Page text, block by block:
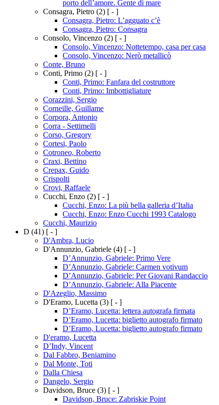
porto dell’amore. Gente di mare
Consagra, Pietro (2) [ - ]
Consagra, Pietro: L’agguato c’è
Consagra, Pietro: Consagra
Consolo, Vincenzo (2) [ - ]
Consolo, Vincenzo: Nottetempo, casa per casa
Consolo, Vincenzo: Nerò metallicò
Conte, Bruno
Conti, Primo (2) [ - ]
Conti, Primo: Fanfara del costruttore
Conti, Primo: Imbottigliature
Corazzini, Sergio
Corneille, Guillame
Corpora, Antonio
Corra - Settimelli
Corso, Gregory
Cortesi, Paolo
Cotroneo, Roberto
Craxi, Bettino
Crepax, Guido
Crispolti
Crovi, Raffaele
Cucchi, Enzo (2) [ - ]
Cucchi, Enzo: La più bella galleria d’Italia
Cucchi, Enzo: Enzo Cucchi 1993 Catalogo
Cucchi, Maurizio
D (41) [ - ]
D'Ambra, Lucio
D'Annunzio, Gabriele (4) [ - ]
D’Annunzio, Gabriele: Primo Vere
D’Annunzio, Gabriele: Carmen votivum
D’Annunzio, Gabriele: Per Giovani Randaccio
D’Annunzio, Gabriele: Alla Piacente
D'Azeglio, Massimo
D'Eramo, Lucetta (3) [ - ]
D’Eramo, Lucetta: lettera autografa firmata
D’Eramo, Lucetta: biglietto autografo firmato
D’Eramo, Lucetta: biglietto autografo firmato
D'eramo, Lucetta
D’Indy, Vincent
Dal Fabbro, Beniamino
Dal Monte, Toti
Dalla Chiesa
Dangelo, Sergio
Davidson, Bruce (3) [ - ]
Davidson, Bruce: Zabriskie Point